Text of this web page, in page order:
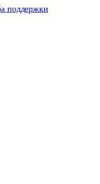
поддержки